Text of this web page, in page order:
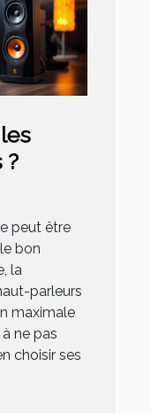
?
peut être
bon
la
parleurs
maximale
ne pas
choisir ses